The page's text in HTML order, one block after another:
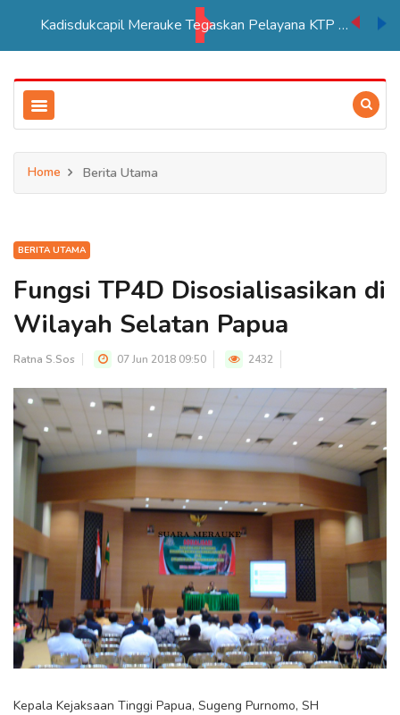
Kadisdukcapil Merauke Tegaskan Pelayana KTP Sesuai SOP
Home Berita Utama
BERITA UTAMA
Fungsi TP4D Disosialisasikan di
Wilayah Selatan Papua
Ratna S.Sos 07 Jun 2018 09:50 2432
Kepala Kejaksaan Tinggi Papua, Sugeng Purnomo, SH